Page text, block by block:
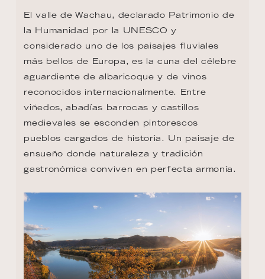
El valle de Wachau, declarado Patrimonio de
la Humanidad por la UNESCO y
considerado uno de los paisajes fluviales
más bellos de Europa, es la cuna del célebre
aguardiente de albaricoque y de vinos
reconocidos internacionalmente. Entre
viñedos, abadías barrocas y castillos
medievales se esconden pintorescos
pueblos cargados de historia. Un paisaje de
ensueño donde naturaleza y tradición
gastronómica conviven en perfecta armonía.